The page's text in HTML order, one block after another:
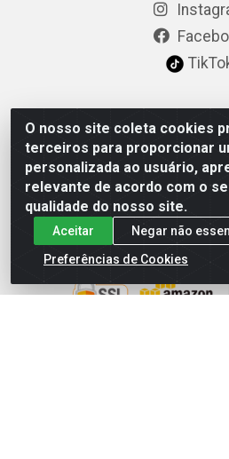
O nosso site coleta cookies
terceiros para proporcionar
personalizada ao usuário,
relevante de acordo com o
qualidade do nosso site.
Aceitar
Negar não
Preferências de Cookies
Baixe já
Site